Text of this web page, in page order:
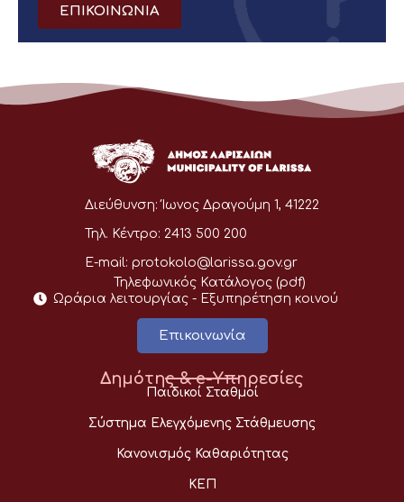
ΕΠΙΚΟΙΝΩΝΙΑ
Διεύθυνση: Ίωνος Δραγούμη 1, 41222
Τηλ. Κέντρο: 2413 500 200
E-mail: protokolo@larissa.gov.gr
Τηλεφωνικός Κατάλογος (pdf)
Ωράρια λειτουργίας - Eξυπηρέτηση κοινού
Επικοινωνία
Δημότης & e-Υπηρεσίες
Παιδικοί Σταθμοί
Σύστημα Ελεγχόμενης Στάθμευσης
Κανονισμός Καθαριότητας
ΚΕΠ